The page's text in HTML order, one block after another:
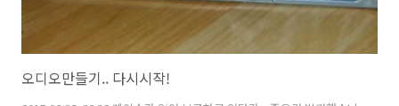
오디오만들기.. 다시시작!